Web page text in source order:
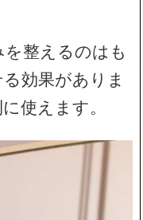
整えるのはも
効果がありま
使えます。